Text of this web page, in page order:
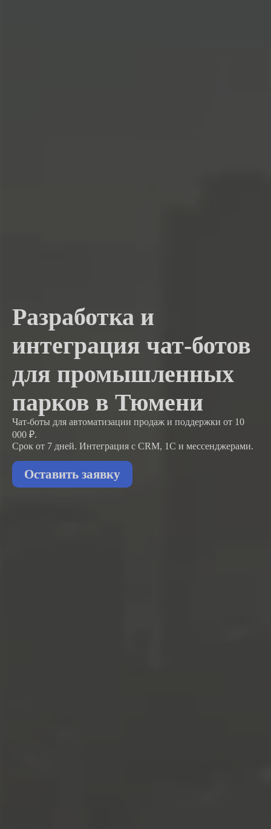
Разработка и
интеграция чат-ботов
для промышленных
парков в Тюмени
Чат-боты для автоматизации продаж и поддержки от 10
000 ₽.
Срок от 7 дней. Интеграция с CRM, 1С и мессенджерами.
Оставить заявку